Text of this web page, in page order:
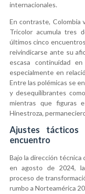
internacionales.
En contraste, Colombia
Tricolor acumula tres
últimos cinco
reivindicarse ante su
escasa continuidad
especialmente en
Entre las polémicas se
y desequilibrantes
mientras que figuras
Hinestroza,
Ajustes
encuentro
Bajo la dirección técnica
en agosto de 2024,
proceso de
rumbo a Norteamérica